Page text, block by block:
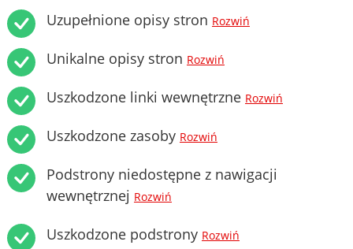
Uzupełnione opisy stron Rozwiń
Unikalne opisy stron Rozwiń
Uszkodzone linki wewnętrzne Rozwiń
Uszkodzone zasoby Rozwiń
Podstrony niedostępne z nawigacji
wewnętrznej Rozwiń
Uszkodzone podstrony Rozwiń